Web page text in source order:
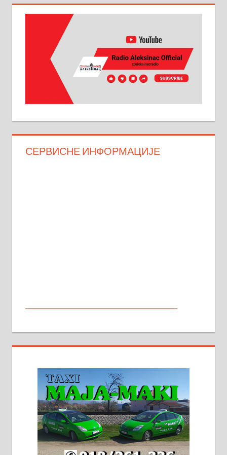
СЕРВИСНЕ ИНФОРМАЦИЈЕ
стамбене целине једна уз другу.
2х150м2, две гараже, централно
грејање на гас и дрва. Две
адресе. 063/71-74-023
Издајем комплетно опремљену
халу на Житковачком путу, на
плацу површине око 7 ари.